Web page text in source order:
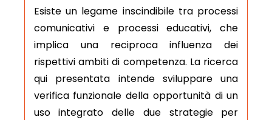
Esiste un legame inscindibile tra processi
comunicativi e processi educativi, che
implica una reciproca influenza dei
rispettivi ambiti di competenza. La ricerca
qui presentata intende sviluppare una
verifica funzionale della opportunità di un
uso integrato delle due strategie per